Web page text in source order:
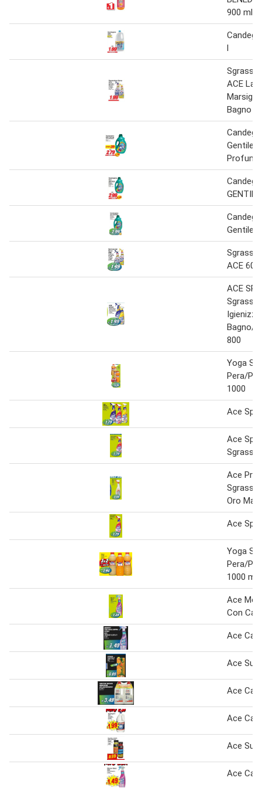
900 ml
l
ACE
Bagno
Gentile
Gentile
ACE
ACE
Bagno/
800
Yoga
Pera/
1000
Ace
Ace
Ace Prix
Oro
Ace
Yoga
Pera/
1000 ml
Ace
Con
Ace
Ace
Ace
Ace
Ace
Ace